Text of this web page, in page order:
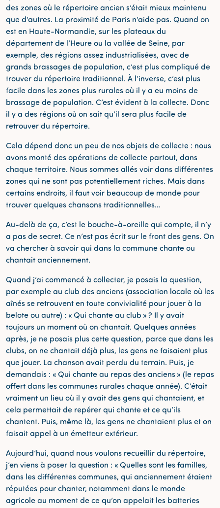
des zones où le répertoire ancien s’était mieux maintenu
que d’autres. La proximité de Paris n’aide pas. Quand on
est en Haute-Normandie, sur les plateaux du
département de l’Heure ou la vallée de Seine, par
exemple, des régions assez industrialisées, avec de
grands brassages de population, c’est plus compliqué de
trouver du répertoire traditionnel. À l’inverse, c’est plus
facile dans les zones plus rurales où il y a eu moins de
brassage de population. C’est évident à la collecte. Donc
il y a des régions où on sait qu’il sera plus facile de
retrouver du répertoire.
Cela dépend donc un peu de nos objets de collecte : nous
avons monté des opérations de collecte partout, dans
chaque territoire. Nous sommes allés voir dans différentes
zones qui ne sont pas potentiellement riches. Mais dans
certains endroits, il faut voir beaucoup de monde pour
trouver quelques chansons traditionnelles…
Au-delà de ça, c’est le bouche-à-oreille qui compte, il n’y
a pas de secret. Ce n’est pas écrit sur le front des gens. On
va chercher à savoir qui dans la commune chante ou
chantait anciennement.
Quand j’ai commencé à collecter, je posais la question,
par exemple au club des anciens (association locale où les
aînés se retrouvent en toute convivialité pour jouer à la
belote ou autre) : « Qui chante au club » ? Il y avait
toujours un moment où on chantait. Quelques années
après, je ne posais plus cette question, parce que dans les
clubs, on ne chantait déjà plus, les gens ne faisaient plus
que jouer. La chanson avait perdu du terrain. Puis, je
demandais : « Qui chante au repas des anciens » (le repas
offert dans les communes rurales chaque année). C’était
vraiment un lieu où il y avait des gens qui chantaient, et
cela permettait de repérer qui chante et ce qu’ils
chantent. Puis, même là, les gens ne chantaient plus et on
faisait appel à un émetteur extérieur.
Aujourd’hui, quand nous voulons recueillir du répertoire,
j’en viens à poser la question : « Quelles sont les familles,
dans les différentes communes, qui anciennement étaient
réputées pour chanter, notamment dans le monde
agricole au moment de ce qu’on appelait les batteries